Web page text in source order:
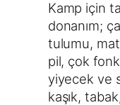
Kamp için
donanım;
tulumu,
pil, çok
yiyecek ve
kaşık,